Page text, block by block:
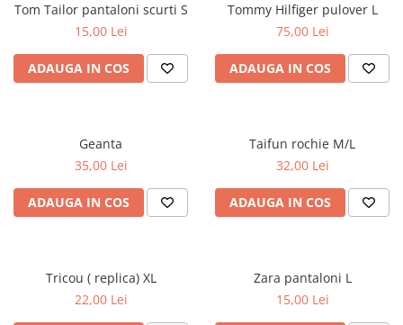
Tom Tailor pantaloni scurti S
15,00 Lei
ADAUGA IN COS
Tommy Hilfiger pulover L
75,00 Lei
ADAUGA IN COS
Geanta
35,00 Lei
ADAUGA IN COS
Taifun rochie M/L
32,00 Lei
ADAUGA IN COS
Tricou ( replica) XL
22,00 Lei
Zara pantaloni L
15,00 Lei